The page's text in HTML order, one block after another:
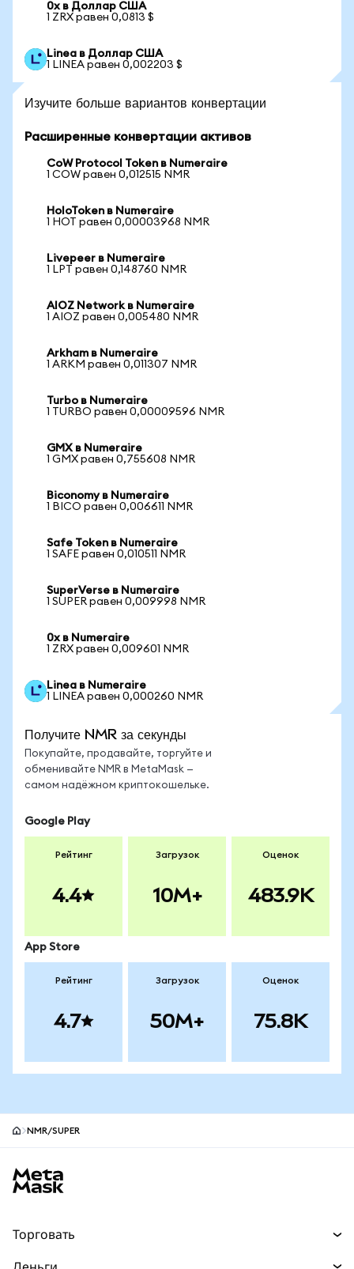
0x в Доллар США
1 ZRX равен 0,0813 $
Linea в Доллар США
1 LINEA равен 0,002203 $
Изучите больше вариантов конвертации
Расширенные конвертации активов
CoW Protocol Token в Numeraire
1 COW равен 0,012515 NMR
HoloToken в Numeraire
1 HOT равен 0,00003968 NMR
Livepeer в Numeraire
1 LPT равен 0,148760 NMR
AIOZ Network в Numeraire
1 AIOZ равен 0,005480 NMR
Arkham в Numeraire
1 ARKM равен 0,011307 NMR
Turbo в Numeraire
1 TURBO равен 0,00009596 NMR
GMX в Numeraire
1 GMX равен 0,755608 NMR
Biconomy в Numeraire
1 BICO равен 0,006611 NMR
Safe Token в Numeraire
1 SAFE равен 0,010511 NMR
SuperVerse в Numeraire
1 SUPER равен 0,009998 NMR
0x в Numeraire
1 ZRX равен 0,009601 NMR
Linea в Numeraire
1 LINEA равен 0,000260 NMR
Получите NMR за секунды
Покупайте, продавайте, торгуйте и
обменивайте NMR в MetaMask —
самом надёжном криптокошельке.
Google Play
Рейтинг
4.4
Загрузок
10M+
Оценок
483.9K
App Store
Рейтинг
4.7
Загрузок
50M+
Оценок
75.8K
NMR/SUPER
Торговать